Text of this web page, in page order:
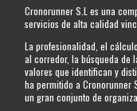
Cronorunner S.L es una
servicios de alta calidad
La profesionalidad, el
al corredor, la búsqueda de
valores que identifican y
ha permitido a Cronorunner
un gran conjunto de